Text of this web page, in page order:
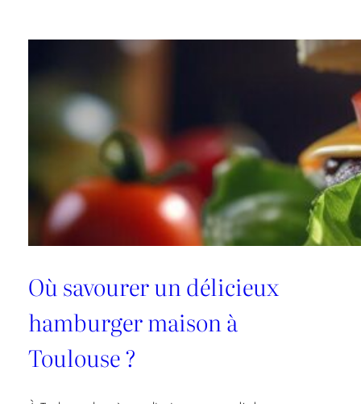
à
le
dimanche
Où savourer un délicieux
hamburger maison à
Toulouse ?